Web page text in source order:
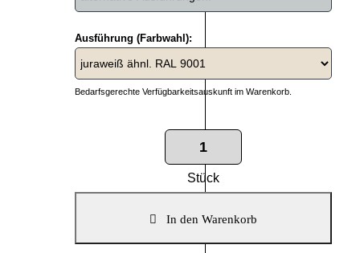
Ausführung (Farbwahl):
Bedarfsgerechte Verfügbarkeitsauskunft im Warenkorb.
Stück